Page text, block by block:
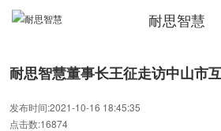
耐思智慧
耐思智慧董事长王征走访中山市
发布时间:2021-10-16 18:45:35
点击数:16874